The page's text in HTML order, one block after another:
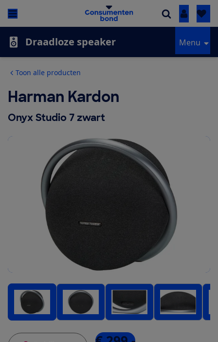
Inloggen
Draadloze speaker Menu
Toon alle producten
Harman Kardon
Onyx Studio 7 zwart